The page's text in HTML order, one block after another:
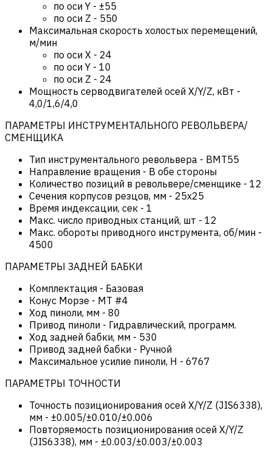
по оси Y - ±55
по оси Z - 550
Максимальная скорость холостых перемещений,
м/мин
по оси Х - 24
по оси Y - 10
по оси Z - 24
Мощность серводвигателей осей X/Y/Z, кВт -
4,0/1,6/4,0
ПАРАМЕТРЫ ИНСТРУМЕНТАЛЬНОГО РЕВОЛЬВЕРА/
СМЕНЩИКА
Тип инструментального револьвера - BMT55
Направление вращения - В обе стороны
Количество позиций в револьвере/сменщике - 12
Сечения корпусов резцов, мм - 25х25
Время индексации, сек - 1
Макс. число приводных станций, шт - 12
Макс. обороты приводного инструмента, об/мин -
4500
ПАРАМЕТРЫ ЗАДНЕЙ БАБКИ
Комплектация - Базовая
Конус Морзе - MT #4
Ход пиноли, мм - 80
Привод пиноли - Гидравлический, программ.
Ход задней бабки, мм - 530
Привод задней бабки - Ручной
Максимальное усилие пиноли, Н - 6767
ПАРАМЕТРЫ ТОЧНОСТИ
Точность позиционирования осей X/Y/Z (JIS6338),
мм - ±0.005/±0.010/±0.006
Повторяемость позиционирования осей X/Y/Z
(JIS6338), мм - ±0.003/±0.003/±0.003